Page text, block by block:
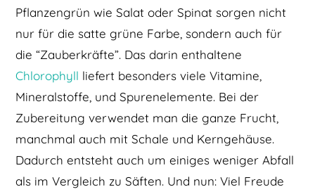
Pflanzengrün wie Salat oder Spinat sorgen nicht
nur für die satte grüne Farbe, sondern auch für
die “Zauberkräfte”. Das darin enthaltene
Chlorophyll liefert besonders viele Vitamine,
Mineralstoffe, und Spurenelemente. Bei der
Zubereitung verwendet man die ganze Frucht,
manchmal auch mit Schale und Kerngehäuse.
Dadurch entsteht auch um einiges weniger Abfall
als im Vergleich zu Säften. Und nun: Viel Freude